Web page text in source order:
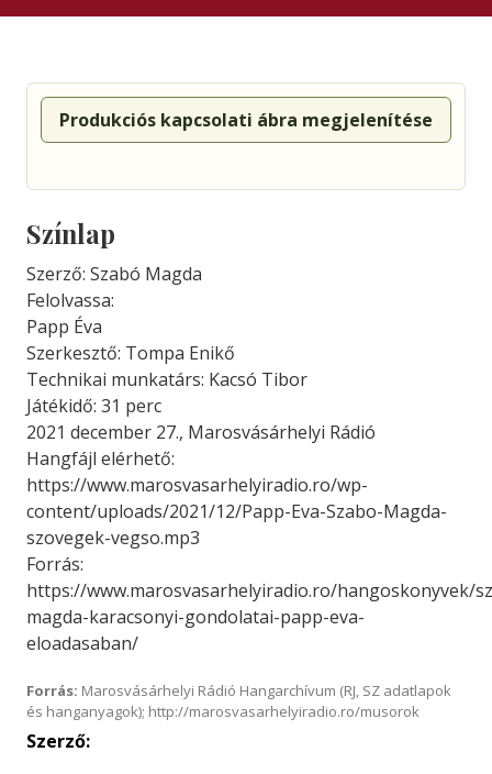
Produkciós kapcsolati ábra megjelenítése
Színlap
Szerző: Szabó Magda
Felolvassa:
Papp Éva
Szerkesztő: Tompa Enikő
Technikai munkatárs: Kacsó Tibor
Játékidő: 31 perc
2021 december 27., Marosvásárhelyi Rádió
Hangfájl elérhető:
https://www.marosvasarhelyiradio.ro/wp-
content/uploads/2021/12/Papp-Eva-Szabo-Magda-
szovegek-vegso.mp3
Forrás:
https://www.marosvasarhelyiradio.ro/hangoskonyvek/
magda-karacsonyi-gondolatai-papp-eva-
eloadasaban/
Forrás: Marosvásárhelyi Rádió Hangarchívum (RJ, SZ adatlapok
és hanganyagok); http://marosvasarhelyiradio.ro/musorok
Szerző: